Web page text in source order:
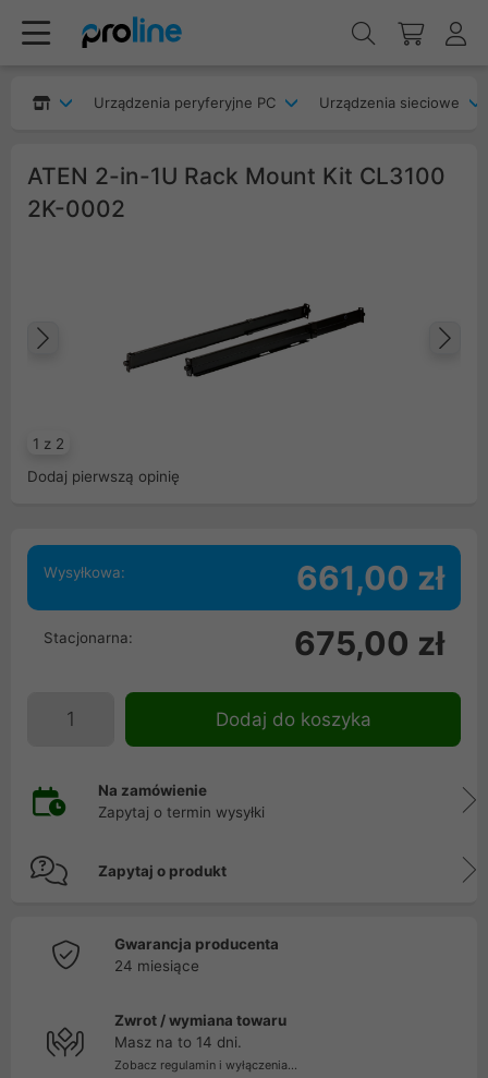
Urządzenia peryferyjne PC Urządzenia sieciowe
ATEN 2-in-1U Rack Mount Kit CL3100
2K-0002
1 z 2
Poprzedni
Dodaj pierwszą opinię
Wysyłkowa: 661,00 zł
Stacjonarna: 675,00 zł
Dodaj do koszyka
Na zamówienie
Zapytaj o termin wysyłki
Zapytaj o produkt
Gwarancja producenta
24 miesiące
Zwrot / wymiana towaru
Masz na to 14 dni.
Zobacz regulamin i wyłączenia...